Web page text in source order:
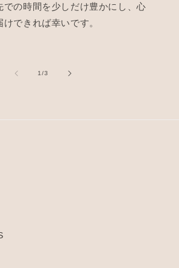
での時間を少しだけ豊かにし、心
けできれば幸いです。
1/の
3